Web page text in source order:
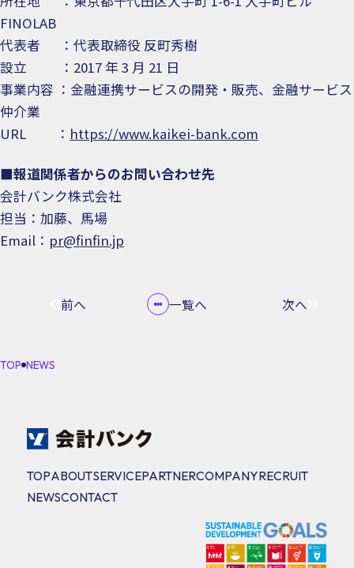
FINOLAB
代表者 ：代表取締役 反町秀樹
設立 ：2017 年 3 月 21 日
事業内容 ：金融連携サービスの開発・販売、金融サービス
仲介業
URL ： https://www.kaikei-bank.com
■報道関係者からのお問い合わせ先
会計バンク株式会社
担当：加藤、馬場
Email： pr@finfin.jp
前へ 一覧へ 次へ
TOP NEWS
TOPABOUTSERVICEPARTNERCOMPANYRECRUIT
NEWSCONTACT